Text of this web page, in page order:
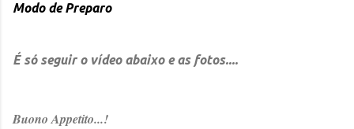
Modo de Preparo
É só seguir o vídeo abaixo e as fotos....
Buono Appetito...!